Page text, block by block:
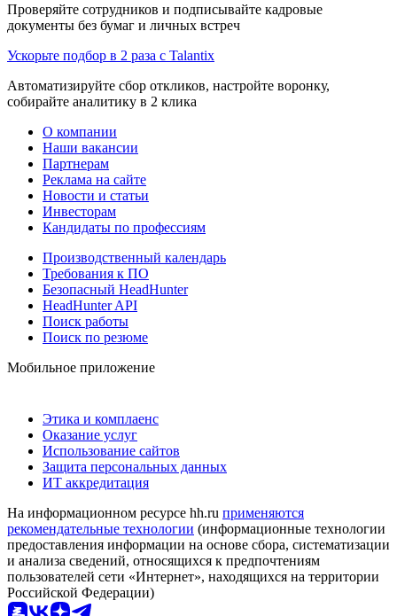
Проверяйте сотрудников и подписывайте кадровые
документы без бумаг и личных встреч
Ускорьте подбор в 2 раза с Talantix
Автоматизируйте сбор откликов, настройте воронку,
собирайте аналитику в 2 клика
О компании
Наши вакансии
Партнерам
Реклама на сайте
Новости и статьи
Инвесторам
Кандидаты по профессиям
Производственный календарь
Требования к ПО
Безопасный HeadHunter
HeadHunter API
Поиск работы
Поиск по резюме
Мобильное приложение
Этика и комплаенс
Оказание услуг
Использование сайтов
Защита персональных данных
ИТ аккредитация
На информационном ресурсе hh.ru применяются
рекомендательные технологии (информационные технологии
предоставления информации на основе сбора, систематизации
и анализа сведений, относящихся к предпочтениям
пользователей сети «Интернет», находящихся на территории
Российской Федерации)